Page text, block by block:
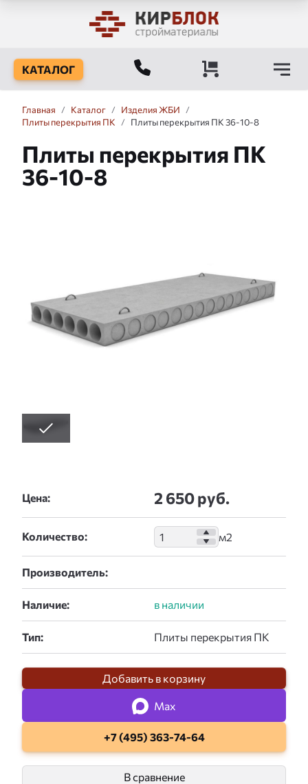
КАТАЛОГ
Главная / Каталог / Изделия ЖБИ
/
Плиты перекрытия ПК
/ Плиты перекрытия ПК 36-10-8
Плиты перекрытия ПК
36-10-8
Цена: 2 650 руб.
Количество:
Производитель:
Наличие:
Тип:
Добавить в корзину
Max
+7 (495) 363-74-64
В сравнение